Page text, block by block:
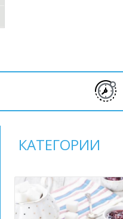
КАТЕГОРИИ